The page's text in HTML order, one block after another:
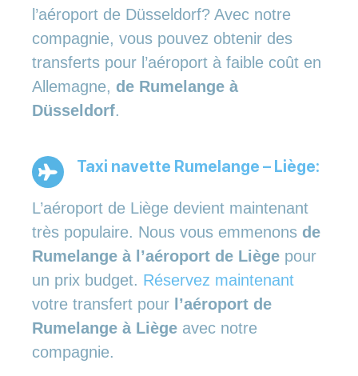
l’aéroport de Düsseldorf? Avec notre
compagnie, vous pouvez obtenir des
transferts pour l’aéroport à faible coût en
Allemagne, de Rumelange à
Düsseldorf.
Taxi navette Rumelange – Liège:
L’aéroport de Liège devient maintenant
très populaire. Nous vous emmenons de
Rumelange à l’aéroport de Liège pour
un prix budget. Réservez maintenant
votre transfert pour l’aéroport de
Rumelange à Liège avec notre
compagnie.